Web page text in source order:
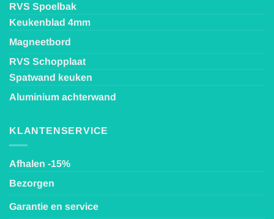
RVS Spoelbak
Keukenblad 4mm
Magneetbord
RVS Schopplaat
Spatwand keuken
Aluminium achterwand
KLANTENSERVICE
Afhalen -15%
Bezorgen
Garantie en service